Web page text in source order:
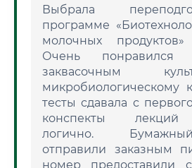
Выбрала
программе
молочных
Очень
заквасочным
микробиологическому
тесты сдавала с
конспекты лекций
логично.
отправили заказным
номер предоставили